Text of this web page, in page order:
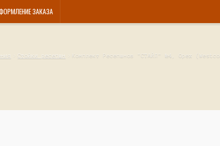
ЗАКАЗА
Стойки ресепшн Комплект Ресепшнов "СТАЙЛ" №4, Орех